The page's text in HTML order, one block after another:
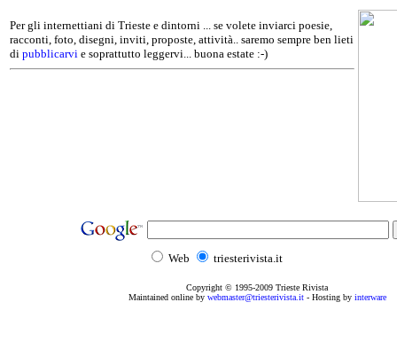
Per gli internettiani di Trieste e dintorni ... se volete inviarci poesie,
racconti, foto, disegni, inviti, proposte, attività.. saremo sempre ben lieti
di pubblicarvi e soprattutto leggervi... buona estate :-)
Web triesterivista.it
Copyright © 1995-2009 Trieste Rivista
Maintained online by webmaster@triesterivista.it- Hosting by interware